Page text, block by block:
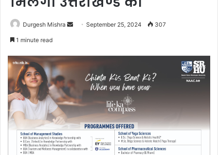
Durgesh Mishra
Send September 25, 2024 307
1 minute read